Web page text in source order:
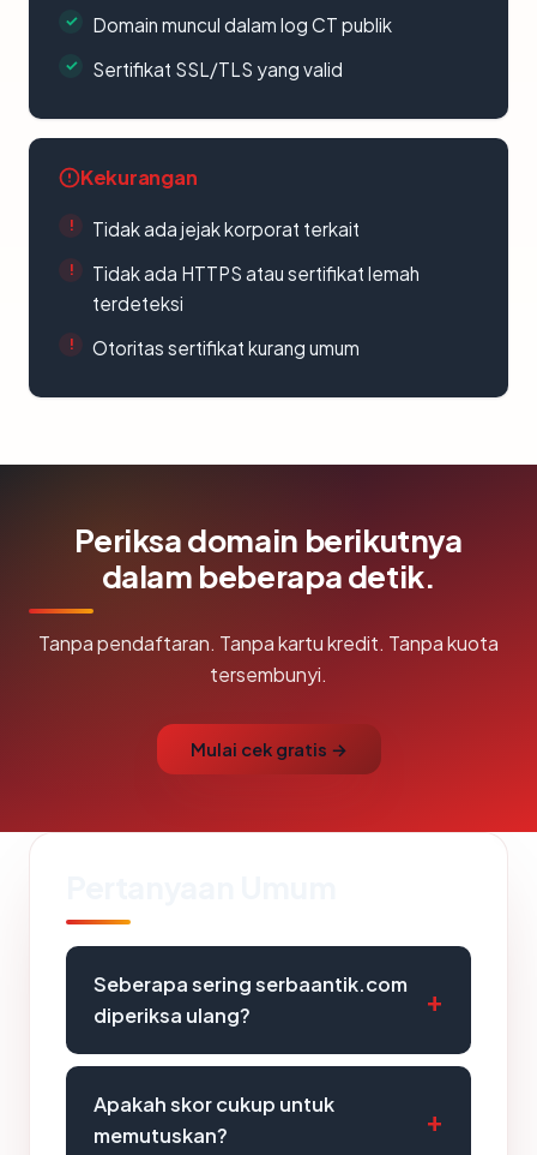
Domain muncul dalam log CT publik
Sertifikat SSL/TLS yang valid
Kekurangan
Tidak ada jejak korporat terkait
Tidak ada HTTPS atau sertifikat lemah
terdeteksi
Otoritas sertifikat kurang umum
Periksa domain berikutnya
dalam beberapa detik.
Tanpa pendaftaran. Tanpa kartu kredit. Tanpa kuota
tersembunyi.
Mulai cek gratis →
Seberapa sering serbaantik.com
diperiksa ulang?
Apakah skor cukup untuk
memutuskan?